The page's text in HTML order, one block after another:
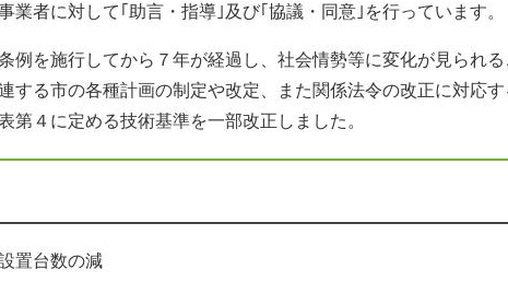
業者に対して｢助言・指導｣及び｢協議・同意｣を行っています。
例を施行してから７年が経過し、社会情勢等に変化が見られ
する市の各種計画の制定や改定、また関係法令の改正に対応
第４に定める技術基準を一部改正しました。
置台数の減